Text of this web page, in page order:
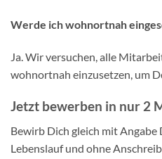
Werde ich wohnortnah
Ja. Wir versuchen, alle
wohnortnah einzusetzen, um
Jetzt bewerben in nur 2
Bewirb Dich gleich mit
Lebenslauf und ohne